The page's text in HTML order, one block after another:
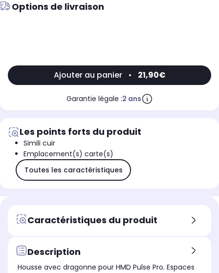
Options de livraison
Ajouter au panier • 21,90€
Garantie légale :2 ans
Les points forts du produit
Simili cuir
Emplacement(s) carte(s)
Toutes les caractéristiques
Caractéristiques du produit
Description
Housse avec dragonne pour HMD Pulse Pro. Espaces